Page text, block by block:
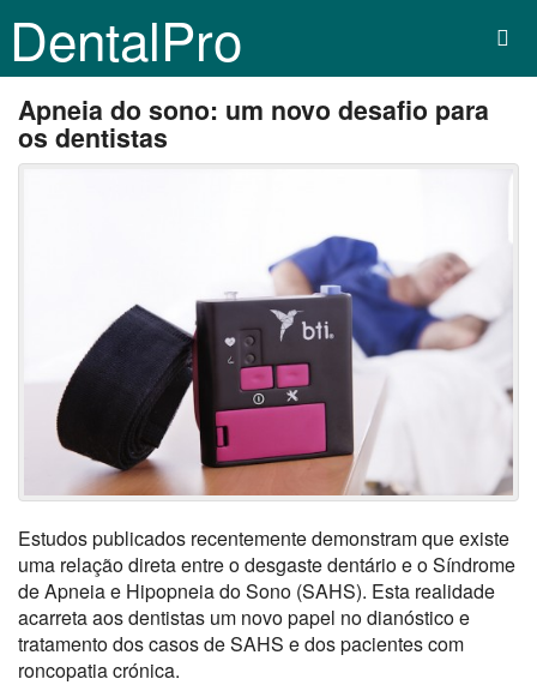
DentalPro
Apneia do sono: um novo desafio para
os dentistas
Estudos publicados recentemente demonstram que existe
uma relação direta entre o desgaste dentário e o Síndrome
de Apneia e Hipopneia do Sono (SAHS). Esta realidade
acarreta aos dentistas um novo papel no dianóstico e
tratamento dos casos de SAHS e dos pacientes com
roncopatia crónica.